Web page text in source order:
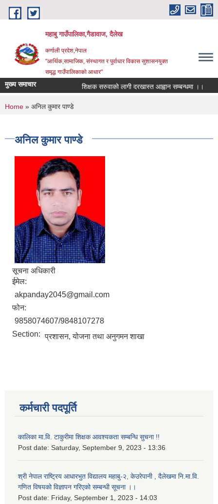
Skip to main content
महाबु गाउँपालिका,गैडावाज, दैलेख
कर्णाली प्रदेश,नेपाल
"आर्थिक,सामाजिक, संस्थागत र पुर्वाधार विकास सुशासनयुक्त
समृद्ध गाउँपालिकाकाे आधार"
मुख्य समाचार शिक्षक सरुवाको लागी दरखास्त आह्वान सम्बन्धमा ।।
You are here
Home » अनिल कुमार पाण्डे
अनिल कुमार पाण्डे
सूचना अधिकारी
ईमेल:
akpanday2045@gmail.com
फोन:
9858074607/9848107278
Section: प्रशासन, योजना तथा अनुगमन शाखा
कर्मचारी पदपूर्ति
कालिका मा.वि. टाकुरीमा शिक्षक आवश्यकता सम्बन्धि सुचना !!
Post date: Saturday, September 9, 2023 - 13:36
श्री नेपाल राष्ट्रिय आधारभुत विद्यालय महाबु-२, केउरेपानी , दैलेखमा नि.मा.वि.
गणित विषयको विज्ञापन गरिएको सम्बन्धी सूचना ।।
Post date: Friday, September 1, 2023 - 14:03